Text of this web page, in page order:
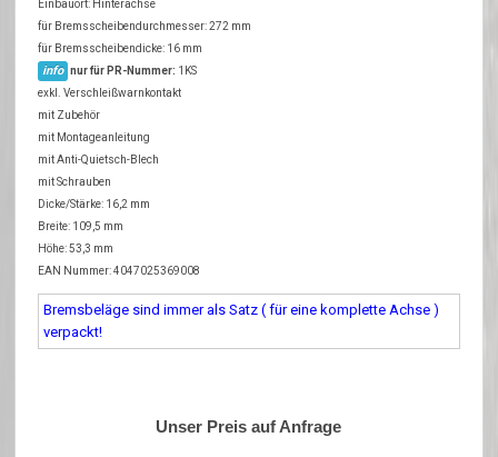
Einbauort: Hinterachse
für Bremsscheibendurchmesser: 272 mm
für Bremsscheibendicke: 16 mm
info nur für PR-Nummer: 1KS
exkl. Verschleißwarnkontakt
mit Zubehör
mit Montageanleitung
mit Anti-Quietsch-Blech
mit Schrauben
Dicke/Stärke: 16,2 mm
Breite: 109,5 mm
Höhe: 53,3 mm
EAN Nummer: 4047025369008
Bremsbeläge sind immer als Satz ( für eine komplette Achse )
verpackt!
Unser Preis auf Anfrage